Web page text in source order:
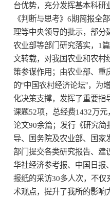
台优势，充分发挥基本科研
《判断与思考》 6期简报全
理等中央领导的批示，部分
农业部等部门研究落实， 1
文转载，对我国农业和农村
策参谋作用；由农业部、重
的“中国农村经济论坛”，为
化决策支撑，发挥了重要指
课题52项，总经费1432万元
论文90余篇；发行《研究简
导、国务院及农业部、国家
部门提交各类研究报告、建
华社经济参考报、中国日报
报纸的采访30多人次，不仅
术观点，提升了我所的影响